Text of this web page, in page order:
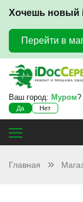
Хочешь новый
Перейти в
Ваш город: Муром?
Да Нет
Главная